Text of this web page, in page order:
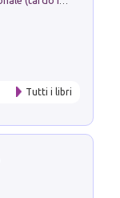
Tutti i libri